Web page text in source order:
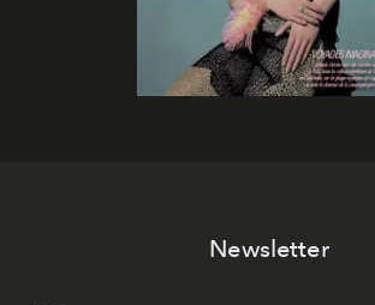
Newsletter